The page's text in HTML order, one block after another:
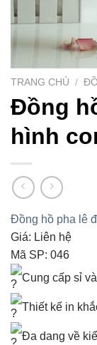
TRANG CHỦ /
Đồng
hình
Đồng hồ pha lê
Giá: Liên hệ
Mã SP: 046
Cung cấp sỉ
Thiết kế in
Đa dang về